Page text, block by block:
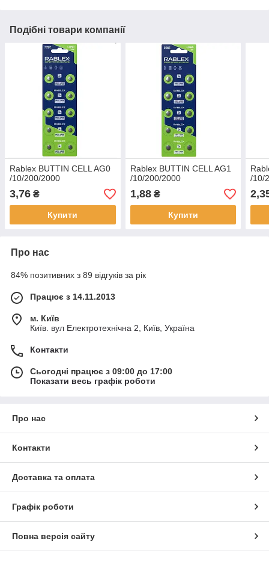
Подібні товари компанії
Rablex BUTTIN CELL AG0
/10/200/2000
3,76 ₴
Купити
Rablex BUTTIN CELL AG1
/10/200/2000
1,88₴
Купити
/10/
Про нас
84% позитивних з 89 відгуків за рік
Працює з 14.11.2013
м. Київ
Київ. вул Електротехнічна 2, Київ, Україна
Контакти
Сьогодні працює з 09:00 до 17:00
Показати весь графік роботи
Про нас
Контакти
Доставка та оплата
Графік роботи
Повна версія сайту